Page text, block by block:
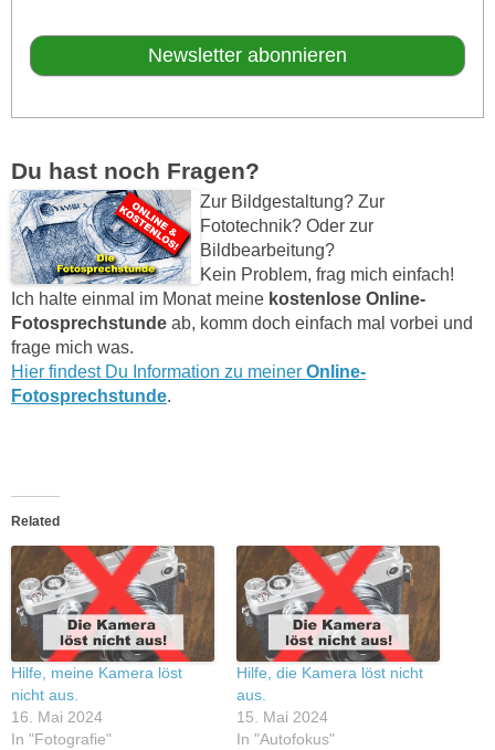
Du hast noch Fragen?
Zur Bildgestaltung? Zur
Fototechnik? Oder zur
Bildbearbeitung?
Kein Problem, frag mich einfach!
Ich halte einmal im Monat meine kostenlose Online-
Fotosprechstunde ab, komm doch einfach mal vorbei und
frage mich was.
Hier findest Du Information zu meiner Online-
Fotosprechstunde.
Related
Hilfe, meine Kamera löst
nicht aus.
16. Mai 2024
In "Fotografie"
Hilfe, die Kamera löst nicht
aus.
15. Mai 2024
In "Autofokus"